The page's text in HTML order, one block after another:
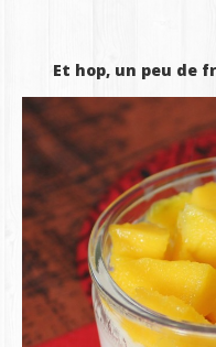
Et hop, un peu de